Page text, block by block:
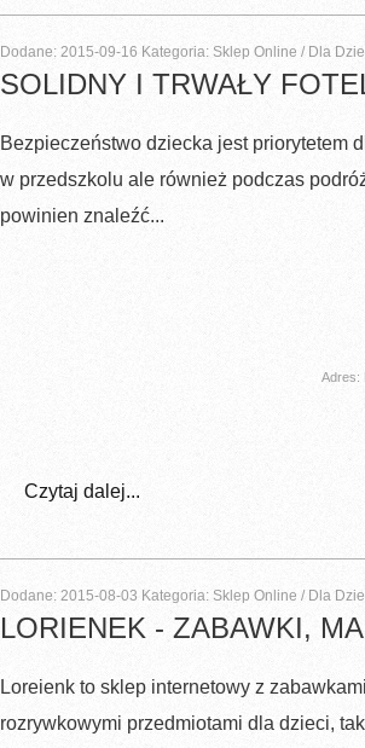
Dodane: 2015-09-16 Kategoria: Sklep Online / Dla
SOLIDNY I TRWAŁY
Bezpieczeństwo dziecka jest priorytetem
w przedszkolu ale również podczas
powinien znaleźć...
Adres:
Czytaj dalej...
Dodane: 2015-08-03 Kategoria: Sklep Online / Dla
LORIENEK - ZABAWKI,
Loreienk to sklep internetowy z
rozrywkowymi przedmiotami dla dzieci,